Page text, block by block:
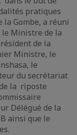
pratiques
la Gombe, a réuni
le Ministre de la
de la
Ministre, le
le
du secrétariat
la riposte
Délégué de la
ainsi que le